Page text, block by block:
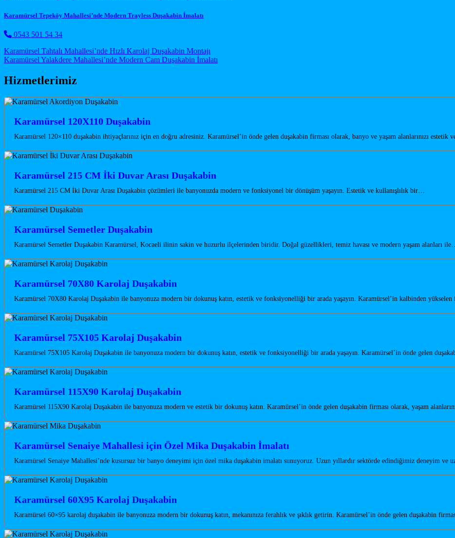
Karamürsel Tepeköy Mahallesi’nde Modern Trayless Duşakabin İmalatı
0543 501 54 34
Post navigation
Karamürsel Tahtalı Mahallesi’nde Hızlı Karolaj Duşakabin Montajı
Karamürsel Yalakdere Mahallesi’nde Modern Cam Duşakabin İmalatı
Hizmetlerimiz
Karamürsel 120X110 Duşakabin
Karamürsel 120×110 duşakabin ihtiyaçlarınız için en doğru adresiniz. Karamürsel’in önde gelen duşakabin firması olarak, banyo ve yaşam alanlarınızı estetik
Karamürsel 215 CM İki Duvar Arası Duşakabin
Karamürsel 215 CM İki Duvar Arası Duşakabin çözümleri ile banyonuzda modern ve fonksiyonel bir dönüşüm yaşayın. Estetik ve kullanışlılık bir…
Karamürsel Semetler Duşakabin
Karamürsel Semetler Duşakabin Karamürsel, Kocaeli ilinin sakin ve huzurlu ilçelerinden biridir. Doğal güzellikleri, temiz havası ve modern yaşam alanları ile…
Karamürsel 70X80 Karolaj Duşakabin
Karamürsel 70X80 Karolaj Duşakabin ile banyonuza modern bir dokunuş katın, estetik ve fonksiyonelliği bir arada yaşayın. Karamürsel’in kalbinden yükselen
Karamürsel 75X105 Karolaj Duşakabin
Karamürsel 75X105 Karolaj Duşakabin ile banyonuza modern bir dokunuş katın, estetik ve fonksiyonelliği bir arada yaşayın. Karamürsel’in önde gelen
Karamürsel 115X90 Karolaj Duşakabin
Karamürsel 115X90 Karolaj Duşakabin ile banyonuza modern ve estetik bir dokunuş katın. Karamürsel’in önde gelen duşakabin firması olarak, yaşam
Karamürsel Senaiye Mahallesi için Özel Mika Duşakabin İmalatı
Karamürsel Senaiye Mahallesi’nde kusursuz bir banyo deneyimi için özel mika duşakabin imalatı sunuyoruz. Uzun yıllardır sektörde edindiğimiz deneyim ve
Karamürsel 60X95 Karolaj Duşakabin
Karamürsel 60×95 karolaj duşakabin ile banyonuza modern bir dokunuş katın, mekanınıza ferahlık ve şıklık getirin. Karamürsel’in önde gelen duşakabin